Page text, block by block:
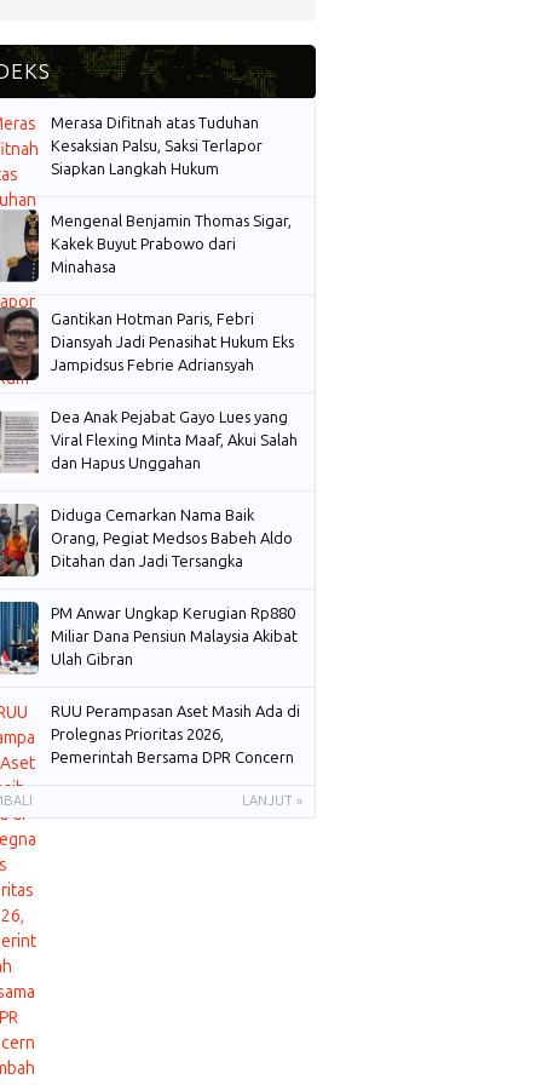
Merasa Difitnah atas Tuduhan
Kesaksian Palsu, Saksi Terlapor
Siapkan Langkah Hukum
Mengenal Benjamin Thomas Sigar,
Kakek Buyut Prabowo dari
Minahasa
Gantikan Hotman Paris, Febri
Diansyah Jadi Penasihat Hukum Eks
Jampidsus Febrie Adriansyah
Dea Anak Pejabat Gayo Lues yang
Viral Flexing Minta Maaf, Akui Salah
dan Hapus Unggahan
Diduga Cemarkan Nama Baik
Orang, Pegiat Medsos Babeh Aldo
Ditahan dan Jadi Tersangka
PM Anwar Ungkap Kerugian Rp880
Miliar Dana Pensiun Malaysia Akibat
Ulah Gibran
RUU Perampasan Aset Masih Ada di
Prolegnas Prioritas 2026,
Pemerintah Bersama DPR Concern
LANJUT »